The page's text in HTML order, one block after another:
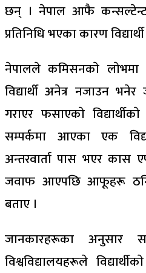
छन् । नेपाल आफै कन्सल्टेन्ट
प्रतिनिधि भएका कारण
नेपालले कमिसनकाे
विद्यार्थी अनेत्र नजाउन भनेर
गराएर फसाएकाे
सम्पर्कमा आएका एक
अन्तरवार्ता पास भएर कास
जवाफ आएपछि आफूहरू
बताए ।
जानकारहरूका अनुसार
विश्वविद्यालयहरूले